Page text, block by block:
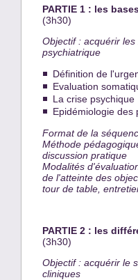
PARTIE 1 : les
(3h30)
Objectif : acquérir
psychiatrique
Définition de
Evaluation
La crise psychique
Epidémiologie des
Format de la
Méthode
discussion pratique
Modalités
de l'atteinte des
tour de table,
PARTIE 2 : les
(3h30)
Objectif : acquérir le
cliniques